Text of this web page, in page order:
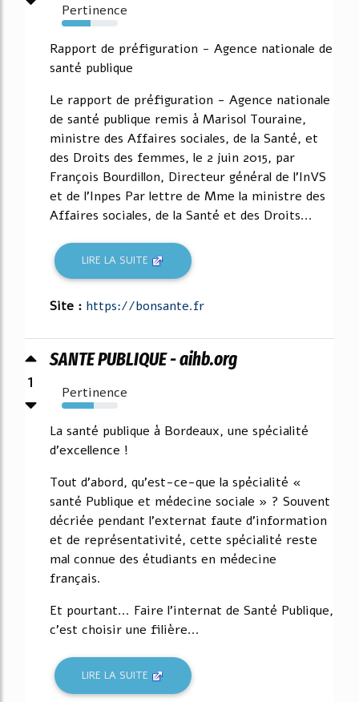
Pertinence
52%
Rapport de préfiguration - Agence nationale de
santé publique
Le rapport de préfiguration - Agence nationale
de santé publique remis à Marisol Touraine,
ministre des Affaires sociales, de la Santé, et
des Droits des femmes, le 2 juin 2015, par
François Bourdillon, Directeur général de l'InVS
et de l'Inpes Par lettre de Mme la ministre des
Affaires sociales, de la Santé et des Droits...
LIRE LA SUITE
Site : https://bonsante.fr
1
SANTE PUBLIQUE - aihb.org
Pertinence
57%
La santé publique à Bordeaux, une spécialité
d'excellence !
Tout d'abord, qu'est-ce-que la spécialité «
santé Publique et médecine sociale » ? Souvent
décriée pendant l'externat faute d'information
et de représentativité, cette spécialité reste
mal connue des étudiants en médecine
français.
Et pourtant... Faire l'internat de Santé Publique,
c'est choisir une filière...
LIRE LA SUITE